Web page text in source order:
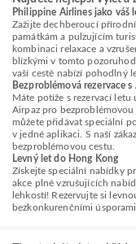
Philippine Airlines jako váš
Zažijte dechberoucí
památkám a pulzujícím
kombinaci relaxace a
blízkými v tomto
vaší cestě nabízí pohodlný
Bezproblémová rezervace s
Máte potíže s rezervací
Airpaz pro
můžete přidávat speciální
v jedné aplikaci. S naší
bezproblémovou cestu.
Levný let do Hong Kong
Získejte speciální nabídky
akce plné vzrušujících
lehkostí! Rezervujte si
bezkonkurenčními úsporami.